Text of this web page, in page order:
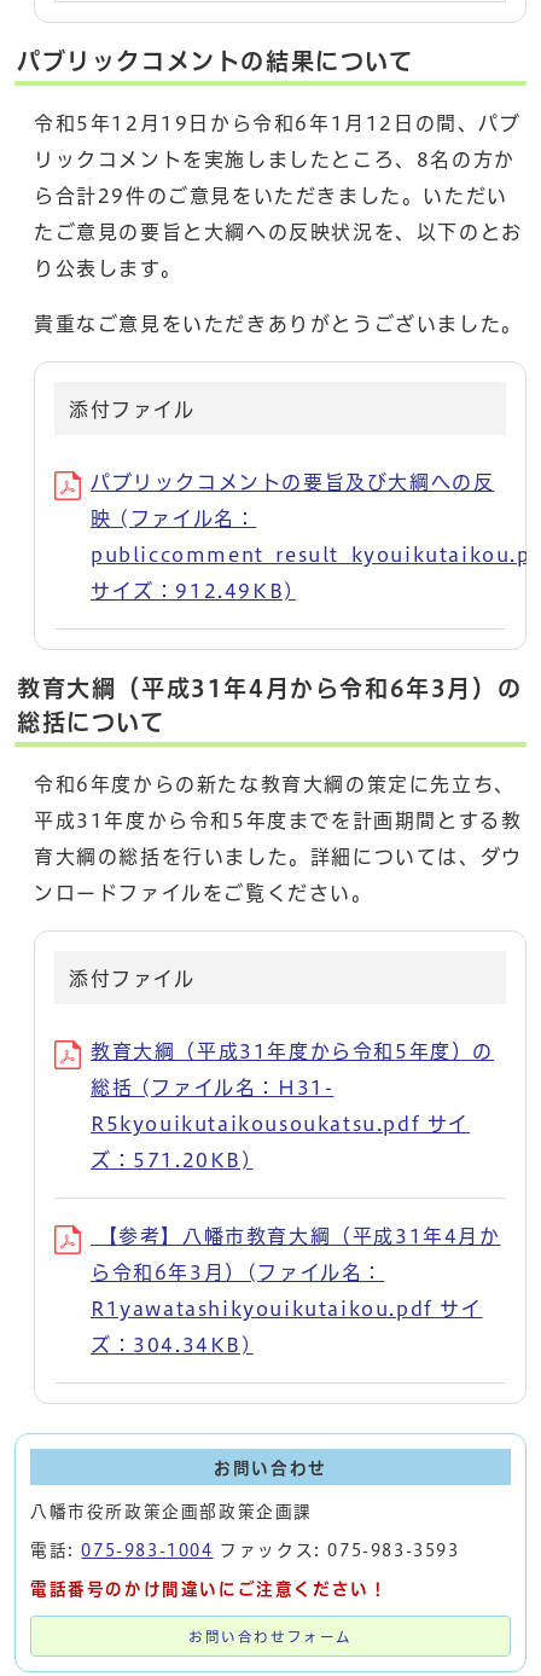
パブリックコメントの結果について
令和5年12月19日から令和6年1月12日の間、パブ
リックコメントを実施しましたところ、8名の方か
ら合計29件のご意見をいただきました。いただい
たご意見の要旨と大綱への反映状況を、以下のとお
り公表します。
貴重なご意見をいただきありがとうございました。
添付ファイル
パブリックコメントの要旨及び大綱への反
映 (ファイル名：
サイズ：912.49KB)
教育大綱（平成31年4月から令和6年3月）の
総括について
令和6年度からの新たな教育大綱の策定に先立ち、
平成31年度から令和5年度までを計画期間とする教
育大綱の総括を行いました。詳細については、ダウ
ンロードファイルをご覧ください。
添付ファイル
教育大綱（平成31年度から令和5年度）の
総括 (ファイル名：H31-
R5kyouikutaikousoukatsu.pdf サイ
ズ：571.20KB)
【参考】八幡市教育大綱（平成31年4月か
ら令和6年3月）(ファイル名：
R1yawatashikyouikutaikou.pdf サイ
ズ：304.34KB)
お問い合わせ
八幡市役所政策企画部政策企画課
電話:075-983-1004 ファックス: 075-983-3593
電話番号のかけ間違いにご注意ください！
お問い合わせフォーム